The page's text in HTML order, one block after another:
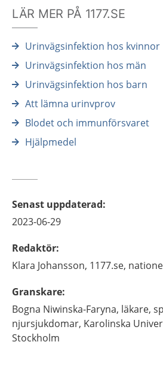
LÄR MER PÅ 1177.SE
Urinvägsinfektion hos kvinnor
Urinvägsinfektion hos män
Urinvägsinfektion hos barn
Att lämna urinvprov
Blodet och immunförsvaret
Hjälpmedel
Senast uppdaterad:
2023-06-29
Redaktör:
Klara Johansson, 1177.se,
Granskare:
Bogna Niwinska-Faryna, läkare,
njursjukdomar, Karolinska
Stockholm